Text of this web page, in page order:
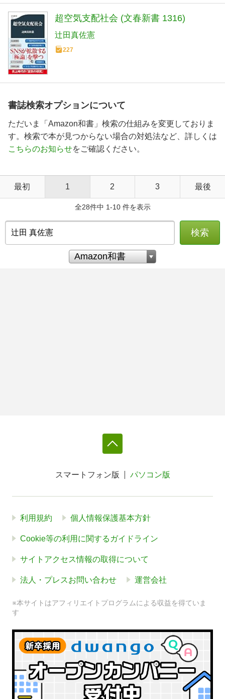
超空気支配社会 (文春新書 1316)
辻田真佐憲
227
書誌検索オプションについて
ただいま「Amazon和書」検索の仕組みを変更しておりま
す。検索で本が見つからない場合の対処法など、詳しくは
こちらのお知らせをご確認ください。
最初 1 2 3 最後
全28件中 1-10 件を表示
検索
スマートフォン版 パソコン版
利用規約 個人情報保護基本方針
Cookie等の利用に関するガイドライン
サイトアクセス情報の取得について
法人・プレスお問い合わせ 運営会社
※本サイトはアフィリエイトプログラムによる収益を得ていま
す